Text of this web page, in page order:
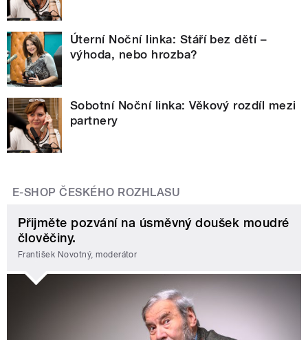
Úterní Noční linka: Stáří bez dětí –
výhoda, nebo hrozba?
Sobotní Noční linka: Věkový rozdíl mezi
partnery
E-SHOP ČESKÉHO ROZHLASU
Přijměte pozvání na úsměvný doušek moudré
člověčiny.
František Novotný, moderátor